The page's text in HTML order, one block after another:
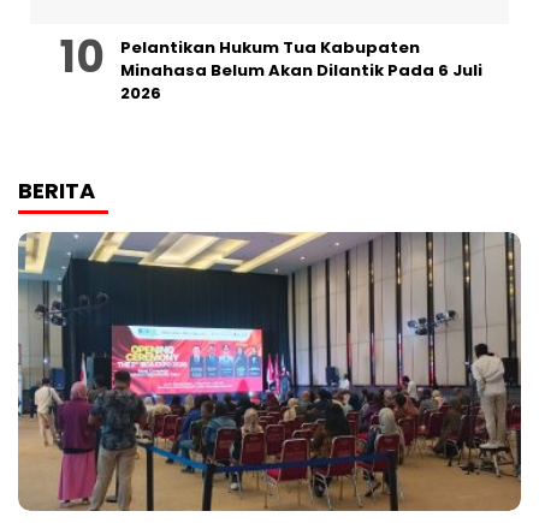
Pelantikan Hukum Tua Kabupaten
Minahasa Belum Akan Dilantik Pada 6 Juli
2026
BERITA